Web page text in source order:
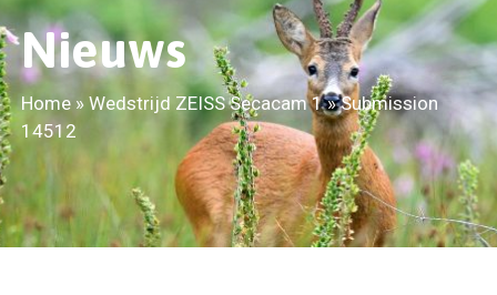
Nieuws
Home»Wedstrijd ZEISS Secacam 1»Submission
14512